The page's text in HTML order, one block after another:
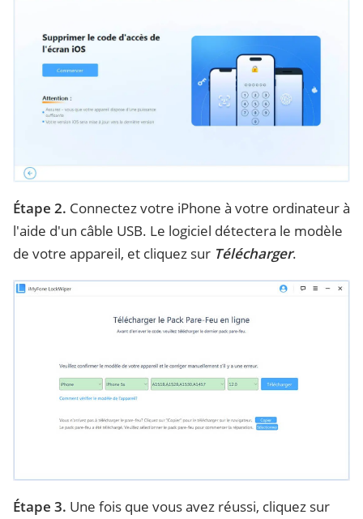
Étape 2. Connectez votre iPhone à votre ordinateur à
l'aide d'un câble USB. Le logiciel détectera le modèle
de votre appareil, et cliquez sur Télécharger.
Étape 3. Une fois que vous avez réussi, cliquez sur